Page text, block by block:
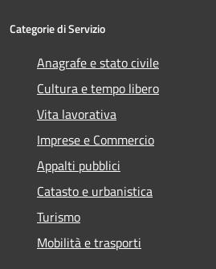
Categorie di Servizio
Anagrafe e stato civile
Cultura e tempo libero
Vita lavorativa
Imprese e Commercio
Appalti pubblici
Catasto e urbanistica
Turismo
Mobilità e trasporti